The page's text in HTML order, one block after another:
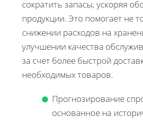
сократить запасы, ускоряя
продукции. Это помогает не
снижении расходов на
улучшении качества
за счет более быстрой
необходимых товаров.
Прогнозирование
основанное на